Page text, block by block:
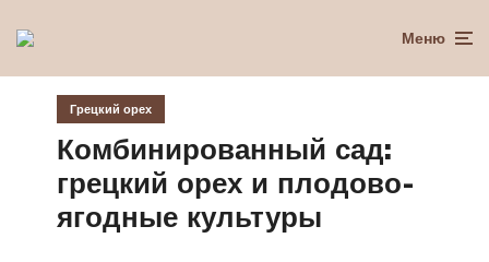
Меню
Грецкий орех
Комбинированный сад:
грецкий орех и плодово-
ягодные культуры